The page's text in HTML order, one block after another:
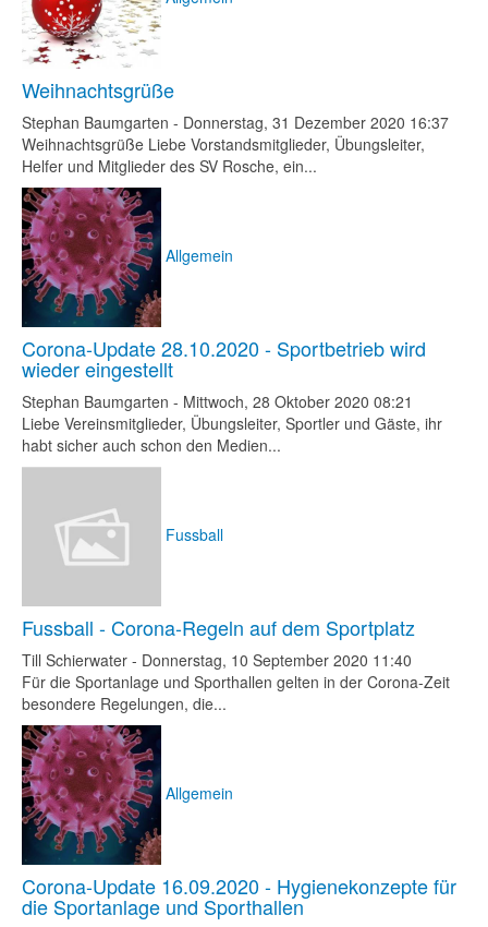
Weihnachtsgrüße
Stephan Baumgarten - Donnerstag, 31 Dezember 2020 16:37
Weihnachtsgrüße Liebe Vorstandsmitglieder, Übungsleiter,
Helfer und Mitglieder des SV Rosche, ein...
Allgemein
Corona-Update 28.10.2020 - Sportbetrieb wird
wieder eingestellt
Stephan Baumgarten - Mittwoch, 28 Oktober 2020 08:21
Liebe Vereinsmitglieder, Übungsleiter, Sportler und Gäste, ihr
habt sicher auch schon den Medien...
Fussball
Fussball - Corona-Regeln auf dem Sportplatz
Till Schierwater - Donnerstag, 10 September 2020 11:40
Für die Sportanlage und Sporthallen gelten in der Corona-Zeit
besondere Regelungen, die...
Allgemein
Corona-Update 16.09.2020 - Hygienekonzepte für
die Sportanlage und Sporthallen